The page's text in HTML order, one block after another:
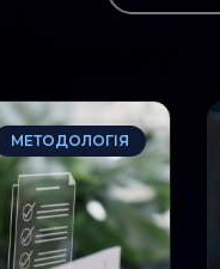
МЕТОДОЛОГІЯ